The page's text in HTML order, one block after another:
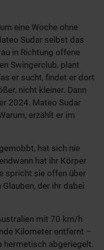
eine Woche ohne
Sudar selbst das
in Richtung offene
Swingerclub, plant
er sucht, findet er dort
nicht kleiner. Dann
2024. Mateo Sudar
erzählt er im
hat sich nie
hat ihr Körper
spricht sie offen über
der ihr dabei
mit 70 km/h
Kilometer entfernt –
hermetisch abgeriegelt.